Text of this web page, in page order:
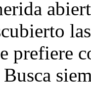
prefiere